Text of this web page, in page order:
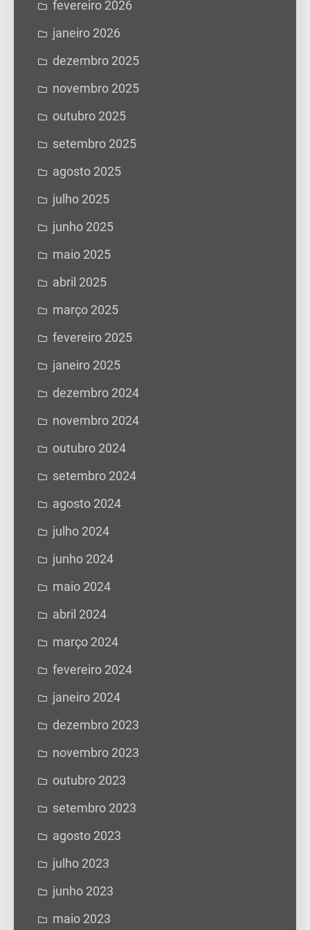
fevereiro 2026
janeiro 2026
dezembro 2025
novembro 2025
outubro 2025
setembro 2025
agosto 2025
julho 2025
junho 2025
maio 2025
abril 2025
março 2025
fevereiro 2025
janeiro 2025
dezembro 2024
novembro 2024
outubro 2024
setembro 2024
agosto 2024
julho 2024
junho 2024
maio 2024
abril 2024
março 2024
fevereiro 2024
janeiro 2024
dezembro 2023
novembro 2023
outubro 2023
setembro 2023
agosto 2023
julho 2023
junho 2023
maio 2023